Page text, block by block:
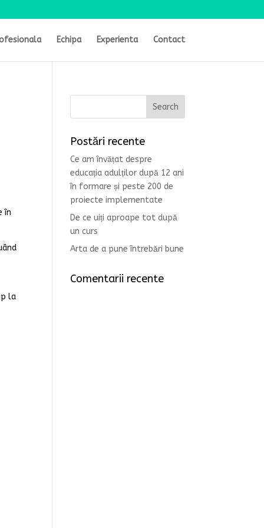
Echipa Experienta Contact
în
la
Postări recente
Ce am învățat despre
educația adulților după 12 ani
în formare și peste 200 de
proiecte implementate
De ce uiți aproape tot după
un curs
Arta de a pune întrebări bune
Comentarii recente